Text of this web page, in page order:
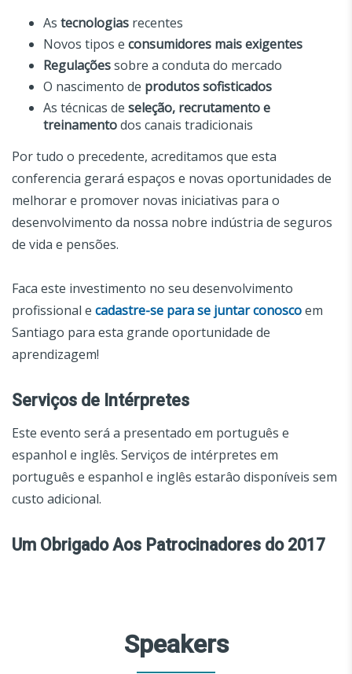
As tecnologias recentes
Novos tipos e consumidores mais exigentes
Regulaçõessobre a conduta do mercado
O nascimento de produtos sofisticados
As técnicas de seleção, recrutamento e
treinamentodos canais tradicionais
Por tudo o precedente, acreditamos que esta
conferencia gerará espaços e novas oportunidades de
melhorar e promover novas iniciativas para o
desenvolvimento da nossa nobre indústria de seguros
de vida e pensões.
Faca este investimento no seu desenvolvimento
profissional e cadastre-se para se juntar conoscoem
Santiago para esta grande oportunidade de
aprendizagem!
Serviços de Intérpretes
Este evento será a presentado em português e
espanhol e inglês. Serviços de intérpretes em
português e espanhol e inglês estarâo disponíveis sem
custo adicional.
Um Obrigado Aos Patrocinadores do 2017
Speakers